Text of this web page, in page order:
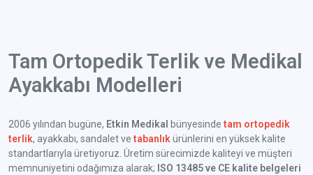
Tam Ortopedik Terlik ve Medikal
Ayakkabı Modelleri
2006 yılından bugüne, Etkin Medikal bünyesindetam ortopedik
terlik, ayakkabı, sandalet vetabanlık ürünlerini en yüksek kalite
standartlarıyla üretiyoruz. Üretim sürecimizde kaliteyi ve müşteri
memnuniyetini odağımıza alarak; ISO 13485 ve CE kalite belgeleri